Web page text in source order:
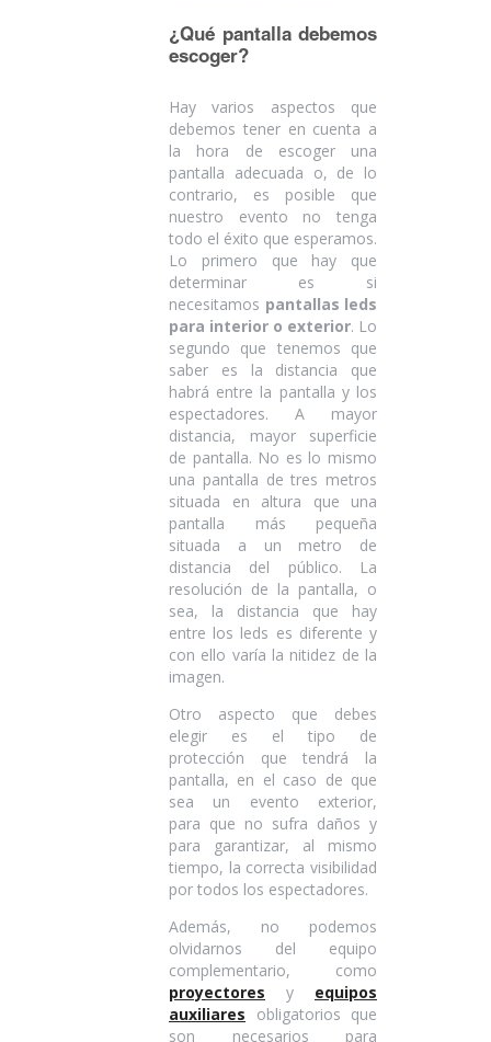
¿Qué pantalla debemos
escoger?
Hay varios aspectos que
debemos tener en cuenta a
la hora de escoger una
pantalla adecuada o, de lo
contrario, es posible que
nuestro evento no tenga
todo el éxito que esperamos.
Lo primero que hay que
determinar es si
necesitamos pantallas leds
para interior o exterior. Lo
segundo que tenemos que
saber es la distancia que
habrá entre la pantalla y los
espectadores. A mayor
distancia, mayor superficie
de pantalla. No es lo mismo
una pantalla de tres metros
situada en altura que una
pantalla más pequeña
situada a un metro de
distancia del público. La
resolución de la pantalla, o
sea, la distancia que hay
entre los leds es diferente y
con ello varía la nitidez de la
imagen.
Otro aspecto que debes
elegir es el tipo de
protección que tendrá la
pantalla, en el caso de que
sea un evento exterior,
para que no sufra daños y
para garantizar, al mismo
tiempo, la correcta visibilidad
por todos los espectadores.
Además, no podemos
olvidarnos del equipo
complementario, como
proyectores y equipos
auxiliares obligatorios que
son necesarios para